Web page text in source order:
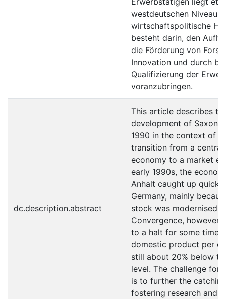
westdeutschen Niveau.
wirtschaftspolitische
besteht darin, den
die Förderung von
Innovation und durch
Qualifizierung der
voranzubringen.
dc.description.abstract
This article describes
development of
1990 in the context of
transition from a
economy to a market
early 1990s, the
Anhalt caught up
Germany, mainly
stock was modernised
Convergence, however,
to a halt for some time
domestic product per
still about 20% below
level. The challenge for
is to further the
fostering research and